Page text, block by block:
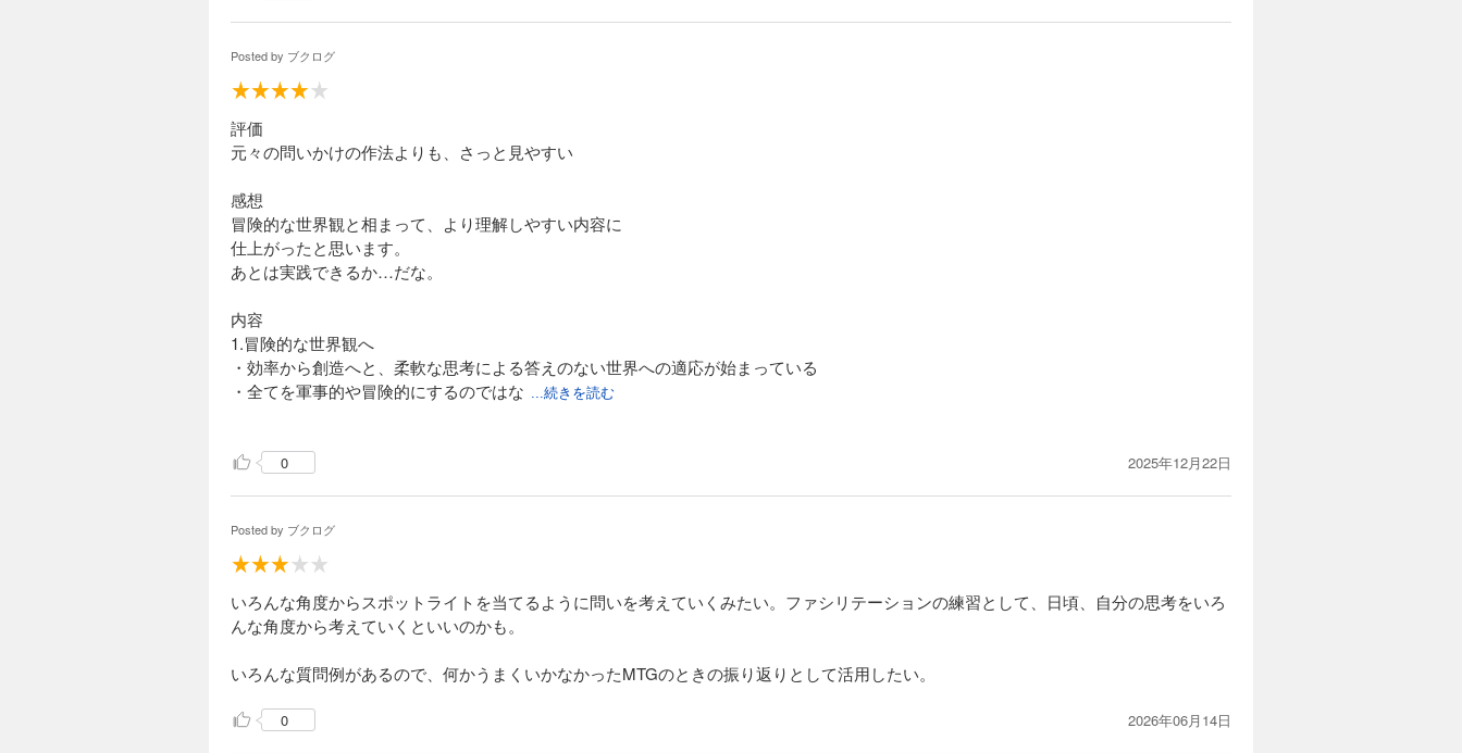
Posted by ブクログ
評価
元々の問いかけの作法よりも、さっと見やすい
感想
冒険的な世界観と相まって、より理解しやすい内容に
仕上がったと思います。
あとは実践できるか…だな。
内容
1.冒険的な世界観へ
・効率から創造へと、柔軟な思考による答えのない世界への適応が始まっている
・全てを軍事的や冒険的にするのではな ...続きを読む
1.やるべきことをチームで見つける
4.チームで多様な個性を混ぜ合わせる
5.試行錯誤を楽しみ、失敗から学ぶ
2.問いかけのルール
・相手の個性を引き出しこだわりを尊重する
・適度に制約をかけて考えるきっかけを、つくる
・内緒で一つ工夫をするとしたら？
・凝り固まった発想をほぐし意外な発見を生み出す
0 2025年12月22日
Posted by ブクログ
いろんな角度からスポットライトを当てるように問いを考えていくみたい。ファシリテーションの練習として、日頃、自分の思考をいろ
んな角度から考えていくといいのかも。
いろんな質問例があるので、何かうまくいかなかったMTGのときの振り返りとして活用したい。
0 2026年06月14日